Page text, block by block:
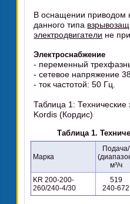
В оснащении приводом
данного типа
электродвигатели не
Электроснабжение
- переменный
- сетевое напряжение
- ток частотой: 50 Гц.
Таблица 1: Технические
Kordis (Кордис)
Таблица 1.
Марка
Подача/
м³/ч
KR 200-200-
260/240-4/30
519
240-672